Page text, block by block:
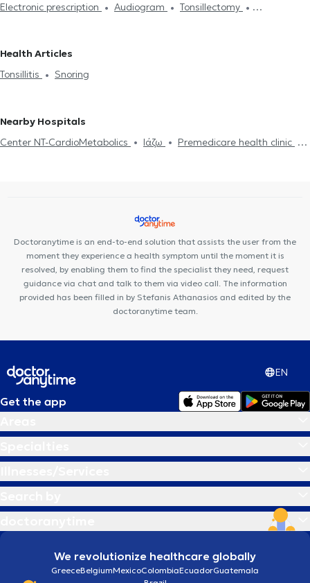
in ELLINIKO
Children's ENTs in GALATSI
Children's ENTs in
Electronic prescription
Audiogram
Tonsillectomy
Ωτοσκλήρυνση
Health Articles
Tonsillitis
Snoring
Nearby Hospitals
Center NT-CardioMetabolics
Ιάζω
Premedicare health clinic
Doctoranytime is an end-to-end solution that assists the user from the
moment they experience a health symptom until the moment it is
resolved, by enabling them to find the specialist they need, request
guidance via chat and talk to them via video call. The information
provided has been filled in by Stefanis Athanasios and edited by the
doctoranytime team.
EN
Get the app
We revolutionize healthcare globally
GreeceBelgiumMexicoColombiaEcuadorGuatemala